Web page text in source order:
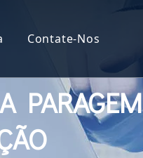
Contate-Nos
PARAGEM